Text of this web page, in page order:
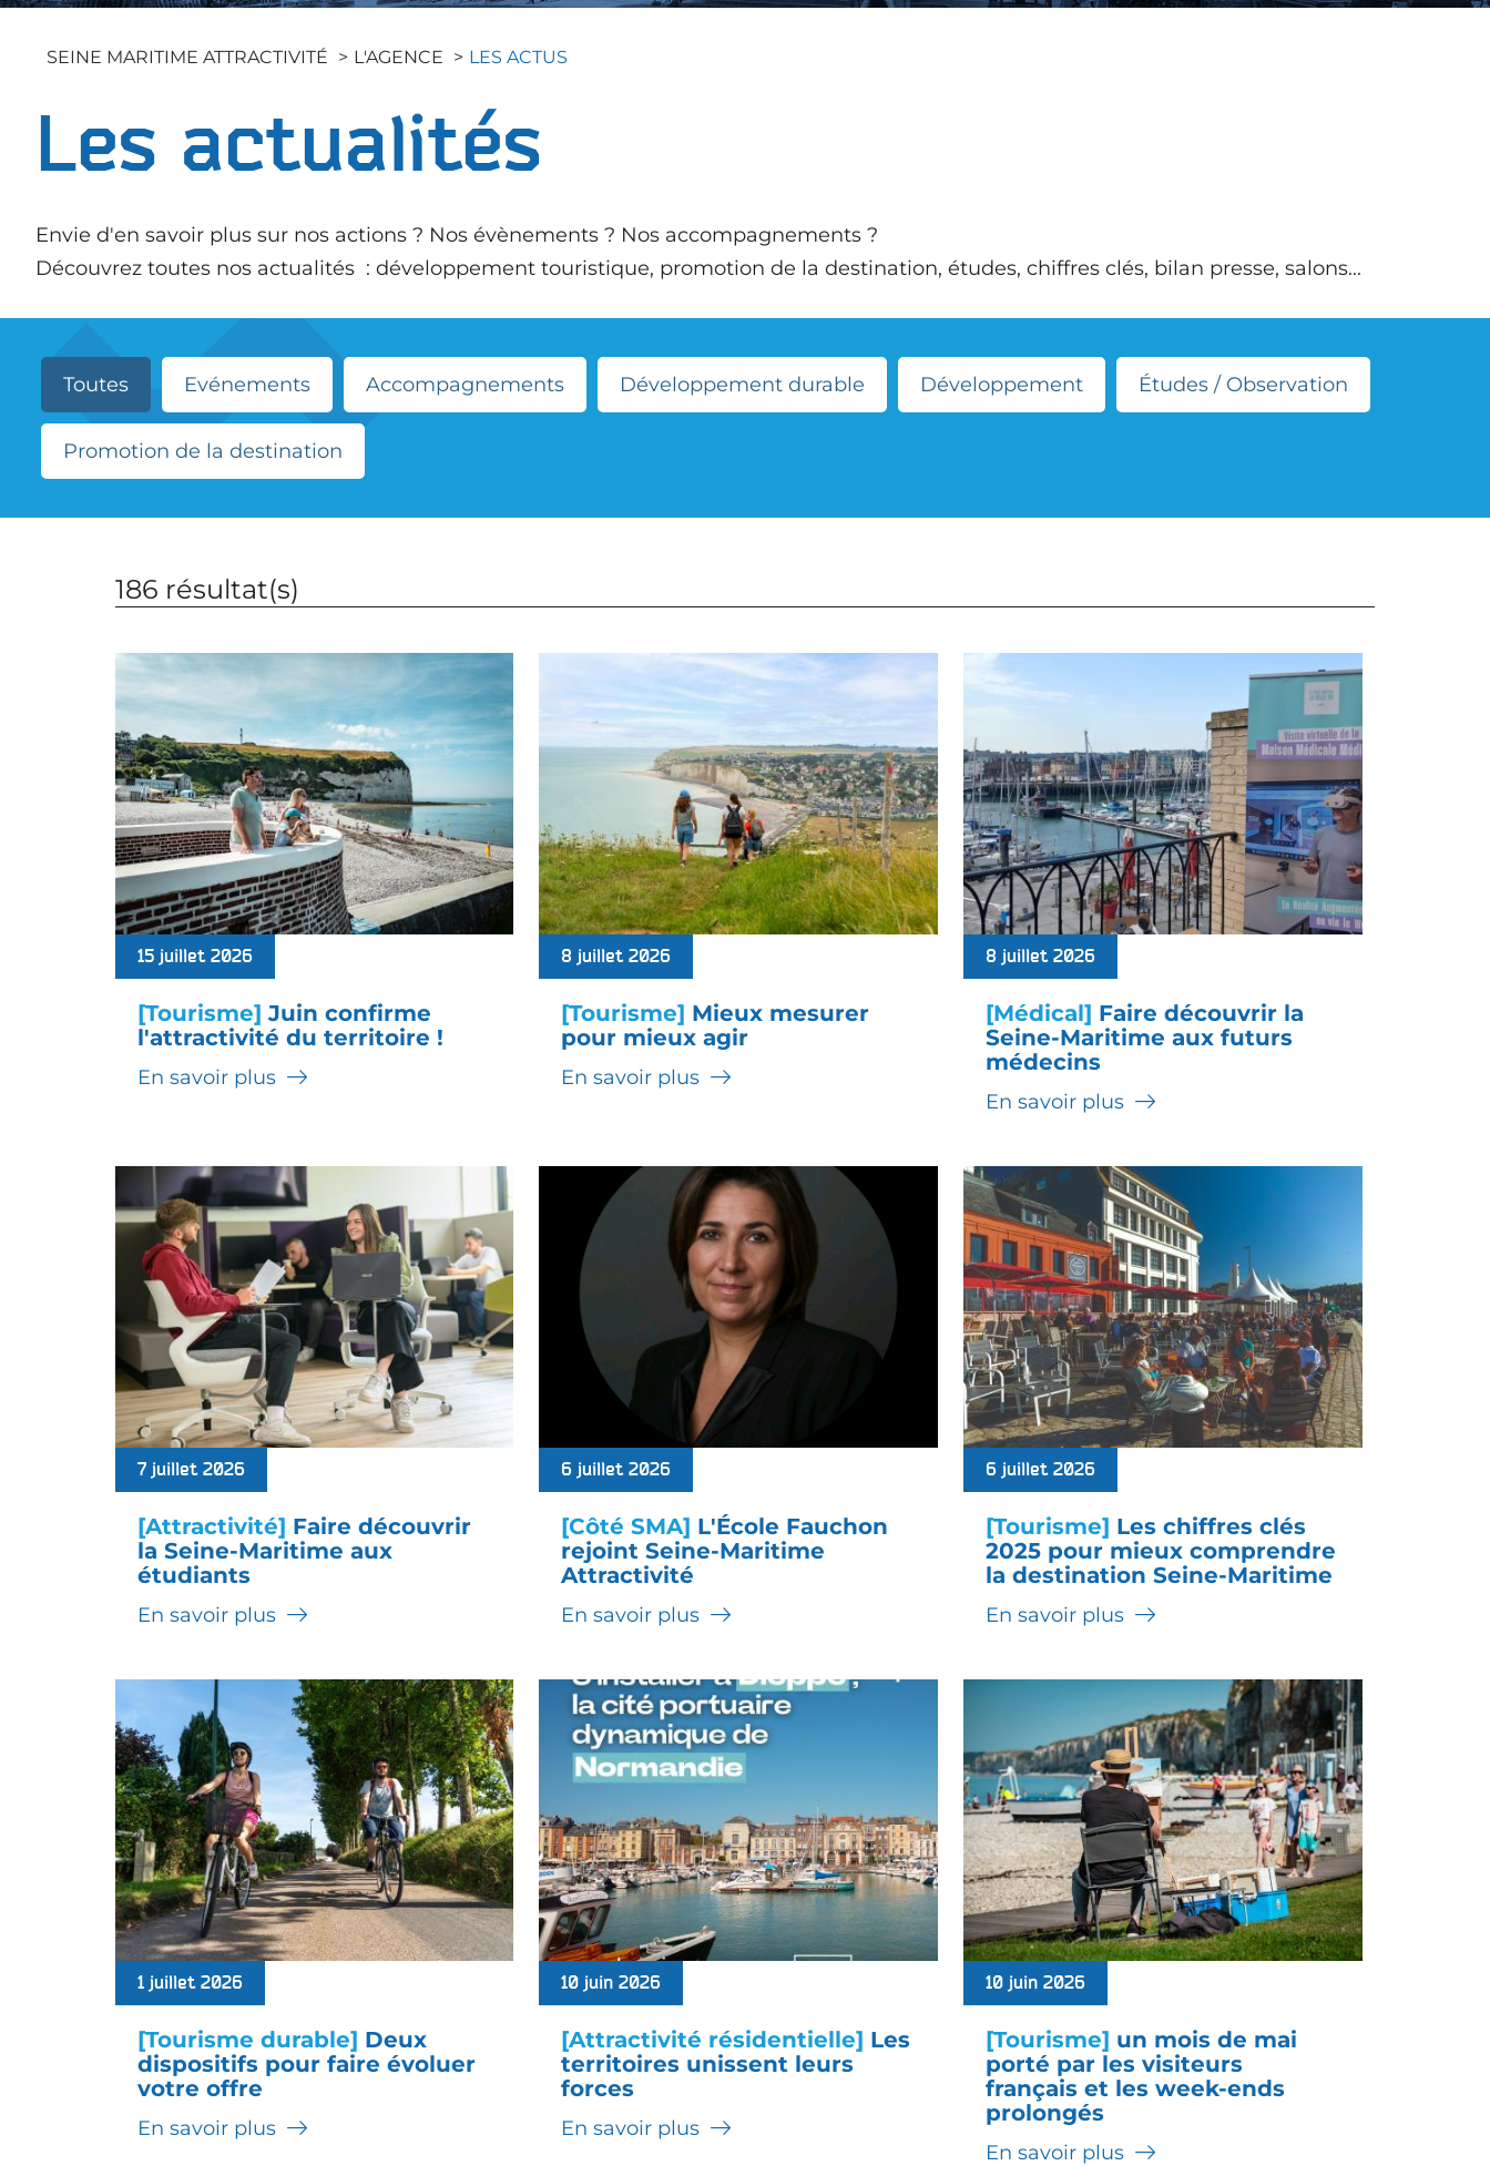
Les Actus
Les Publications
Nous rejoindre
Espace Presse
Faciliter l'attractivité des
territoires
Entreprises / Associations
SEINE MARITIME ATTRACTIVITÉ L'AGENCE LES ACTUS
Les actualités
Envie d'en savoir plus sur nos actions ? Nos évènements ? Nos accompagnements ?
Découvrez toutes nos actualités : développement touristique, promotion de la destination, études, chiffres clés, bilan presse, salons...
Toutes Evénements Accompagnements Développement durable Développement Études / Observation
Promotion de la destination
186 résultat(s)
15 juillet 2026
[Tourisme] Juin confirme
l'attractivité du territoire !
En savoir plus
8 juillet 2026
[Tourisme] Mieux mesurer
pour mieux agir
En savoir plus
8 juillet 2026
[Médical] Faire découvrir la
Seine-Maritime aux futurs
médecins
En savoir plus
7 juillet 2026
[Attractivité] Faire découvrir
la Seine-Maritime aux
étudiants
En savoir plus
6 juillet 2026
[Côté SMA] L'École Fauchon
rejoint Seine-Maritime
Attractivité
En savoir plus
6 juillet 2026
[Tourisme] Les chiffres clés
2025 pour mieux comprendre
la destination Seine-Maritime
En savoir plus
1 juillet 2026
[Tourisme durable] Deux
dispositifs pour faire évoluer
votre offre
En savoir plus
10 juin 2026
[Attractivité résidentielle] Les
territoires unissent leurs
forces
En savoir plus
10 juin 2026
[Tourisme] un mois de mai
porté par les visiteurs
français et les week-ends
prolongés
En savoir plus